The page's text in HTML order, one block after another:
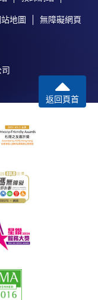
地圖 無障礙網頁
返回頁首